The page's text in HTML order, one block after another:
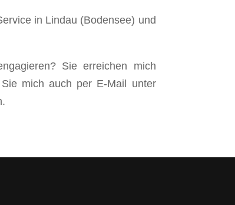
in Lindau (Bodensee) und
Sie erreichen mich
mich auch per E-Mail unter